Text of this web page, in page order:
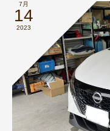
7月
14
2023